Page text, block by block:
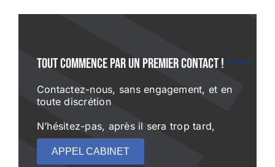
Tout commence par un premier contact !
Contactez-nous, sans engagement, et en
toute discrétion
N’hésitez-pas, après il sera trop tard,
APPEL CABINET